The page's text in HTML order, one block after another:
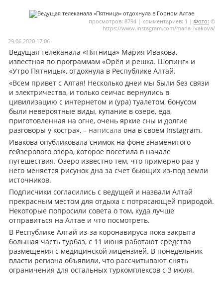
Мои материалы
Моя личная афиша
Перечитать
просмотров: 8794 | комментариев: 1 | Фото: ©
https://www.instagram.com/maria_ivakova/
29.06.2020 17:06
Ведущая телеканала «Пятница» Мария Ивакова,
известная по программам «Орёл и решка. Шопинг» и
«Утро Пятницы», отдохнула в Республике Алтай.
«Всем привет с Алтая! Несколько днеи мы были без связи
и электричества, и только сеичас вернулись в
цивилизацию с интернетом и (ура) туалетом, бонусом
были невероятные виды, купание в озере, еда,
приготовленная на огне, очень яркие сны и долгие
разговоры у костра», – написала она в своем Instagram.
Ивакова опубликовала снимок на фоне знаменитого
гейзерового озера, которое посетила в начале
путешествия. Озеро известно тем, что примерно раз у
него меняется рисунок дна за счет бьющих из-под земли
источников.
Подписчики согласились с ведущей и назвали Алтай
прекрасным местом для отдыха с потрясающей природой.
Некоторые попросили совета о том, куда лучше
отправиться на Алтае и что посмотреть.
В Республике Алтай из-за коронавируса пока закрыта
большая часть турбаз, с 11 июня работают средства
размещения с медицинской лицензией. В понедельник
власти региона объявили, что рассчитывают снять
ограничения для остальных туркомплексов с 3 июля.